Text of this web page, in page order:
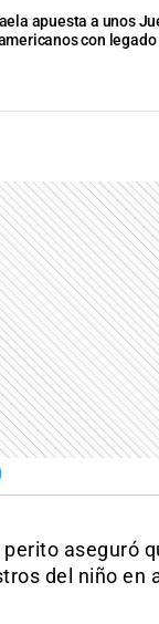
apuesta a unos
con
perito aseguró
del niño en